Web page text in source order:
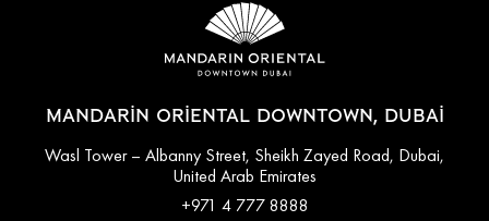
MANDARIN ORIENTAL DOWNTOWN, DUBAI
Wasl Tower – Albanny Street, Sheikh Zayed Road, Dubai,
United Arab Emirates
+971 4 777 8888